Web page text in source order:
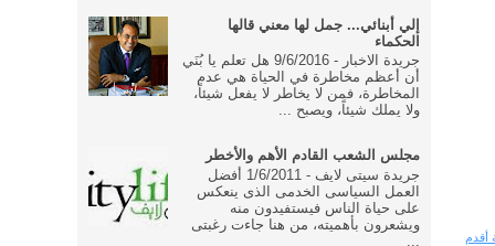
أقدم
إلي أبنائي... جمل لها معني قالها
الحكماء
جريدة الاخبار - 9/6/2016 هل تعلم يا بُنَي
أن أعظم مخاطرة في الحياة هي عدم
المخاطرة، فمن لا يخاطر لا يفعل شيئاً،
ولا يملك شيئاً، ويصبح ...
مجلس الشعب القادم الأهم والأخطر
جريدة سيتى لايف - 1/6/2011 أفضل
العمل السياسى الخدمى الذى ينعكس
على حياة الناس فيستفيدون منه
ويشعرون بأهميته، من هنا جاءت رغبتى